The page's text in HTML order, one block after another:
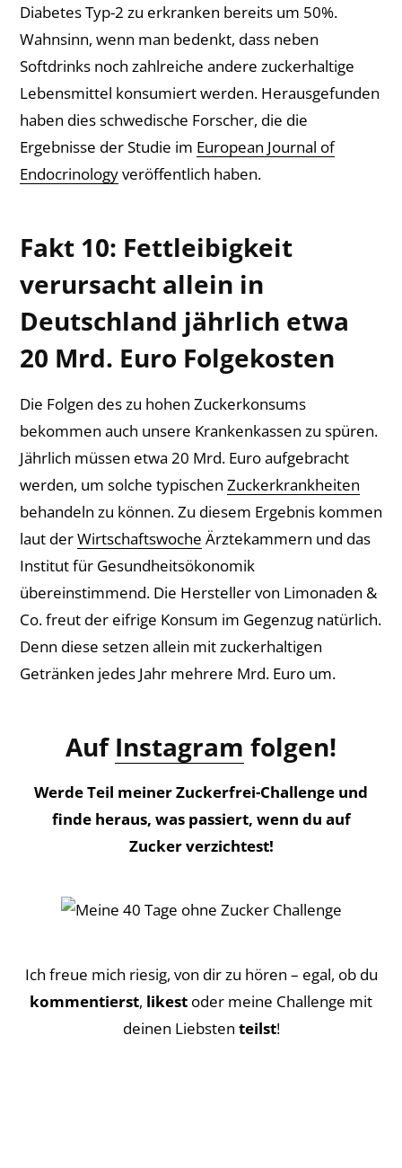
Diabetes Typ-2 zu erkranken bereits um 50%.
Wahnsinn, wenn man bedenkt, dass neben
Softdrinks noch zahlreiche andere zuckerhaltige
Lebensmittel konsumiert werden. Herausgefunden
haben dies schwedische Forscher, die die
Ergebnisse der Studie im European Journal of
Endocrinologyveröffentlich haben.
Fakt 10: Fettleibigkeit
verursacht allein in
Deutschland jährlich etwa
20 Mrd. Euro Folgekosten
Die Folgen des zu hohen Zuckerkonsums
bekommen auch unsere Krankenkassen zu spüren.
Jährlich müssen etwa 20 Mrd. Euro aufgebracht
werden, um solche typischen Zuckerkrankheiten
behandeln zu können. Zu diesem Ergebnis kommen
laut derWirtschaftswoche Ärztekammern und das
Institut für Gesundheitsökonomik
übereinstimmend. Die Hersteller von Limonaden &
Co. freut der eifrige Konsum im Gegenzug natürlich.
Denn diese setzen allein mit zuckerhaltigen
Getränken jedes Jahr mehrere Mrd. Euro um.
Auf Instagram folgen!
Werde Teil meiner Zuckerfrei-Challenge und
finde heraus, was passiert, wenn du auf
Zucker verzichtest!
Ich freue mich riesig, von dir zu hören – egal, ob du
kommentierst, likest oder meine Challenge mit
deinen Liebsten teilst!